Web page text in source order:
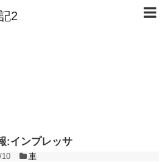
2
:インプレッサ
10
車